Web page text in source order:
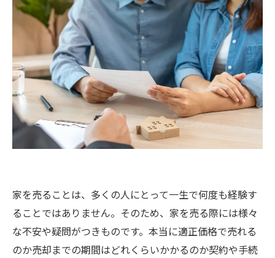
家を売ることは、多くの人にとって一生で何度も経験す
ることではありません。そのため、家を売る際には様々
な不安や疑問がつきものです。本当に適正価格で売れる
のか売却までの期間はどれくらいかかるのか契約や手続